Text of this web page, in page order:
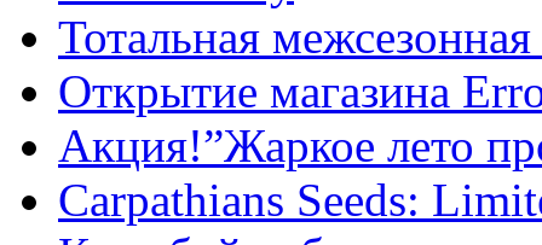
Тотальная
Открытие магазина
Акция!”Жаркое лето
Carpathians Seeds: